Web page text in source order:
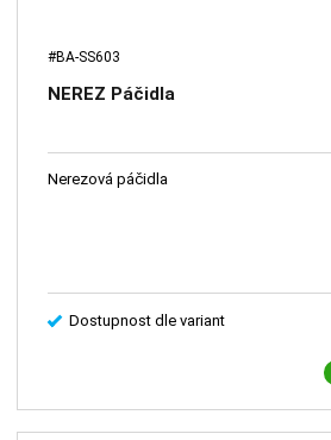
#BA-SS603
NEREZ Páčidla
Nerezová páčidla
Dostupnost dle variant